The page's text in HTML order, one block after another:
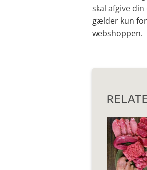
skal afgive
gælder kun
webshoppen.